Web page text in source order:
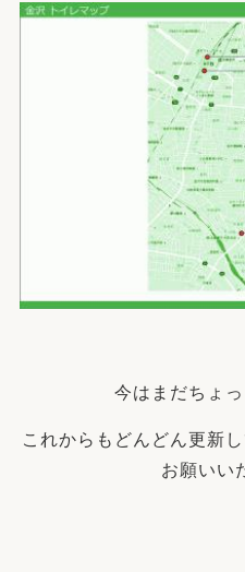
今はまだちょ
これからもどんどん更新
お願いい